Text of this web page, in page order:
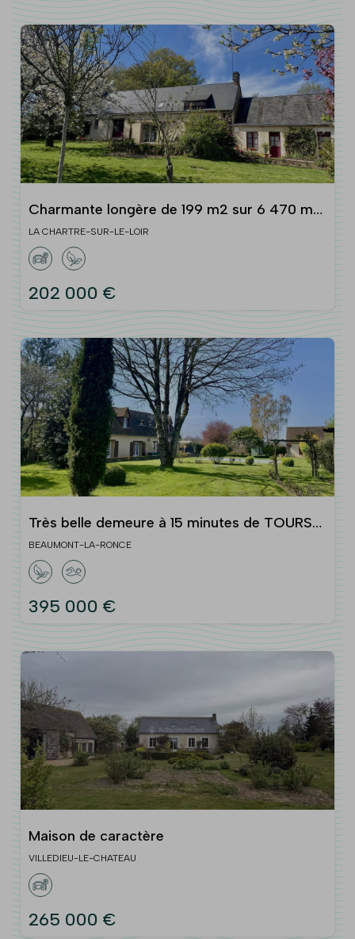
Charmante longère de 199 m2 sur 6 470 m2
de térrain
LA CHARTRE-SUR-LE-LOIR
202 000 €
Très belle demeure à 15 minutes de TOURS
Nord
BEAUMONT-LA-RONCE
395 000 €
Maison de caractère
VILLEDIEU-LE-CHATEAU
265 000 €